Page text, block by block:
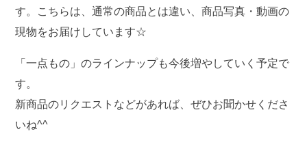
す。こちらは、通常の商品とは違い、商品写真・動画の
現物をお届けしています☆
「一点もの」のラインナップも今後増やしていく予定で
す。
新商品のリクエストなどがあれば、ぜひお聞かせくださ
いね^^